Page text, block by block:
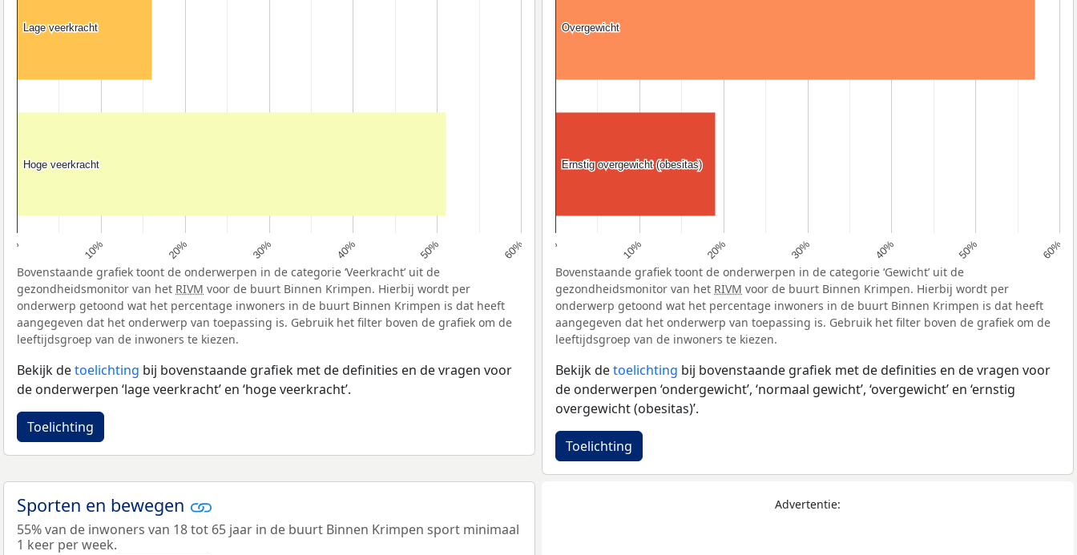
0% 10% 20% 30% 40% 50% 60%
Lage veerkracht
Lage veerkracht
Hoge veerkracht
Hoge veerkracht
Bovenstaande grafiek toont de onderwerpen in de categorie ‘Veerkracht’ uit de
gezondheidsmonitor van het RIVM voor de buurt Binnen Krimpen. Hierbij wordt per
onderwerp getoond wat het percentage inwoners in de buurt Binnen Krimpen is dat heeft
aangegeven dat het onderwerp van toepassing is. Gebruik het filter boven de grafiek om de
leeftijdsgroep van de inwoners te kiezen.
Bekijk detoelichting bij bovenstaande grafiek met de definities en de vragen voor
de onderwerpen ‘lage veerkracht’ en ‘hoge veerkracht’.
Toelichting
0% 10% 20% 30% 40% 50% 60%
Overgewicht
Overgewicht
Ernstig overgewicht (obesitas)
Ernstig overgewicht (obesitas)
Bovenstaande grafiek toont de onderwerpen in de categorie ‘Gewicht’ uit de
gezondheidsmonitor van het RIVM voor de buurt Binnen Krimpen. Hierbij wordt per
onderwerp getoond wat het percentage inwoners in de buurt Binnen Krimpen is dat heeft
aangegeven dat het onderwerp van toepassing is. Gebruik het filter boven de grafiek om de
leeftijdsgroep van de inwoners te kiezen.
Bekijk detoelichting bij bovenstaande grafiek met de definities en de vragen voor
de onderwerpen ‘ondergewicht’, ‘normaal gewicht’, ‘overgewicht’ en ‘ernstig
overgewicht (obesitas)’.
Toelichting
Sporten en bewegen
55% van de inwoners van 18 tot 65 jaar in de buurt Binnen Krimpen sport minimaal
1 keer per week.
Advertentie: